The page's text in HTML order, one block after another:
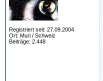
Registriert seit: 27.09.2004
Ort: Muri / Schweiz
Beiträge: 2.448